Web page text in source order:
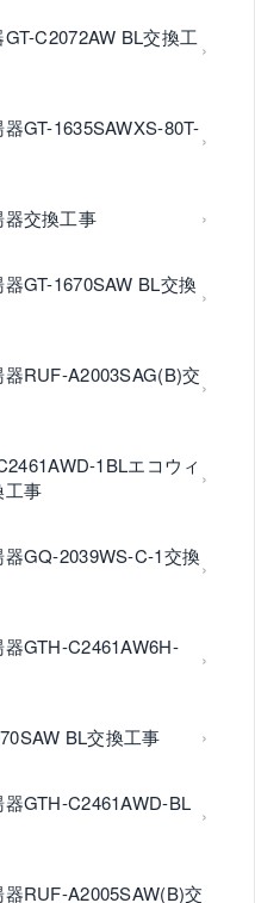
C2072AW BL交換工
GT-1635SAWXS-80T-
交換工事
GT-1670SAW BL交換
RUF-A2003SAG(B)交
1BLエコウィ
工事
GQ-2039WS-C-1交換
GTH-C2461AW6H-
BL交換工事
GTH-C2461AWD-BL
RUF-A2005SAW(B)交